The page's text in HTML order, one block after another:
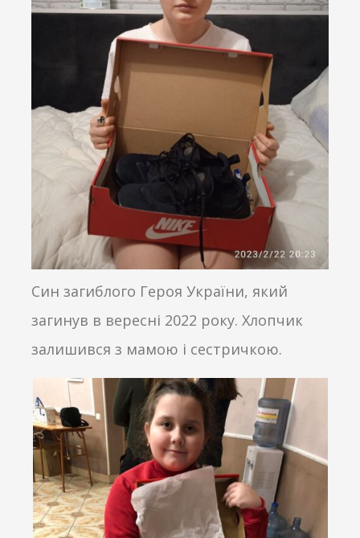
Син загиблого Героя України, який
загинув в вересні 2022 року. Хлопчик
залишився з мамою і сестричкою.